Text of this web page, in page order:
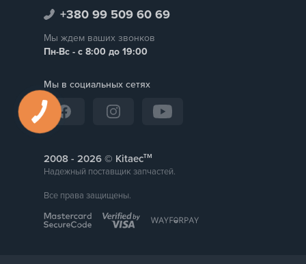
+380 99 509 60 69
Мы ждем ваших звонков
Пн-Вс - с 8:00 до 19:00
Мы в социальных сетях
2008 - © Kitaecтм
Надежный поставщик запчастей.
Все права защищены.